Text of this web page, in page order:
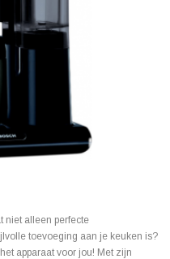
niet alleen perfecte
toevoeging aan je keuken is?
apparaat voor jou! Met zijn